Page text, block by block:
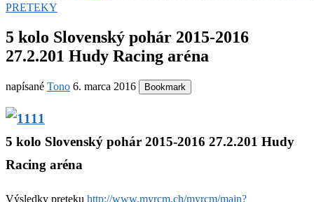
PRETEKY
5 kolo Slovenský pohár 2015-2016
27.2.201 Hudy Racing aréna
napísané Tono 6. marca 2016 Bookmark
5 kolo Slovenský pohár 2015-2016 27.2.201 Hudy
Racing aréna
Výsledky preteku http://www.myrcm.ch/myrcm/main?